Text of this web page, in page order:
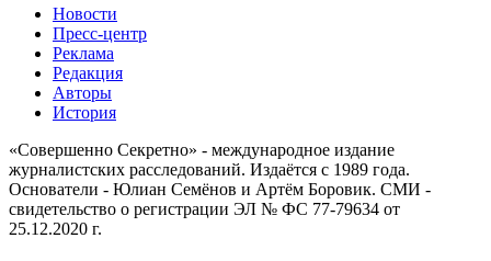
Новости
Пресс-центр
Реклама
Редакция
Авторы
История
«Совершенно Секретно» - международное издание
журналистских расследований. Издаётся с 1989 года.
Основатели - Юлиан Семёнов и Артём Боровик. CМИ -
свидетельство о регистрации ЭЛ № ФС 77-79634 от
25.12.2020 г.